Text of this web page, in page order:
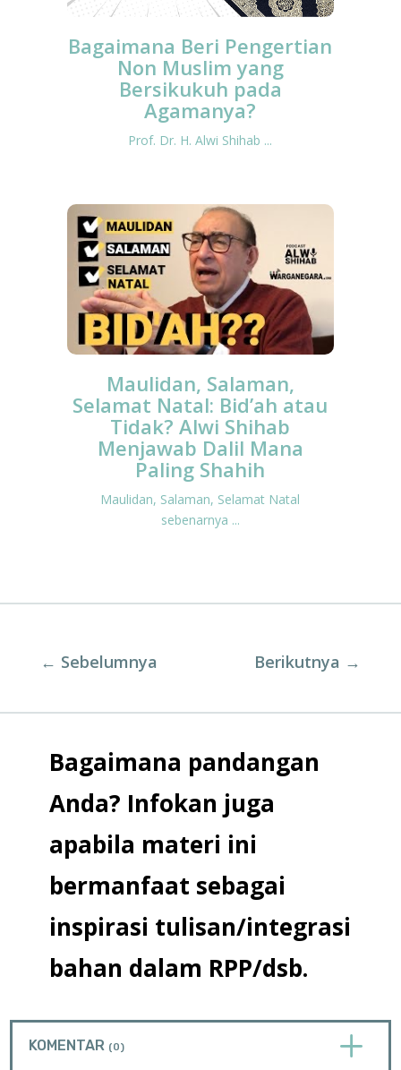
Bagaimana Beri Pengertian
Non Muslim yang
Bersikukuh pada
Agamanya?
Prof. Dr. H. Alwi Shihab ...
Maulidan, Salaman,
Selamat Natal: Bid’ah atau
Tidak? Alwi Shihab
Menjawab Dalil Mana
Paling Shahih
Maulidan, Salaman, Selamat Natal
sebenarnya ...
← Sebelumnya Berikutnya →
Bagaimana pandangan
Anda? Infokan juga
apabila materi ini
bermanfaat sebagai
inspirasi tulisan/integrasi
bahan dalam RPP/dsb.
KOMENTAR (0) L